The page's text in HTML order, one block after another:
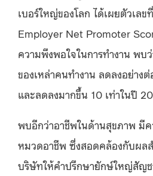
เบอร์ใหญ่ของโลก ได้เผยตัวเลข
Employer Net Promoter
ความพึงพอใจในการทำงาน พบ
ของเหล่าคนทำงาน ลดลงอย่าง
และลดลงมากขึ้น 10 เท่าในปี
พบอีกว่าอาชีพในด้านสุขภาพ มี
หมวดอาชีพ ซึ่งสอดคล้องกับผล
บริษัทให้คำปรึกษายักษ์ใหญ่สัญ